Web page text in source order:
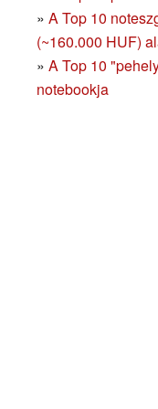
» A Top 10
(~160.000 HUF)
» A Top 10
notebookja